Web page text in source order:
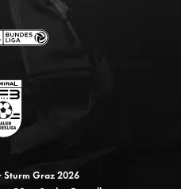
Sturm Graz 2026